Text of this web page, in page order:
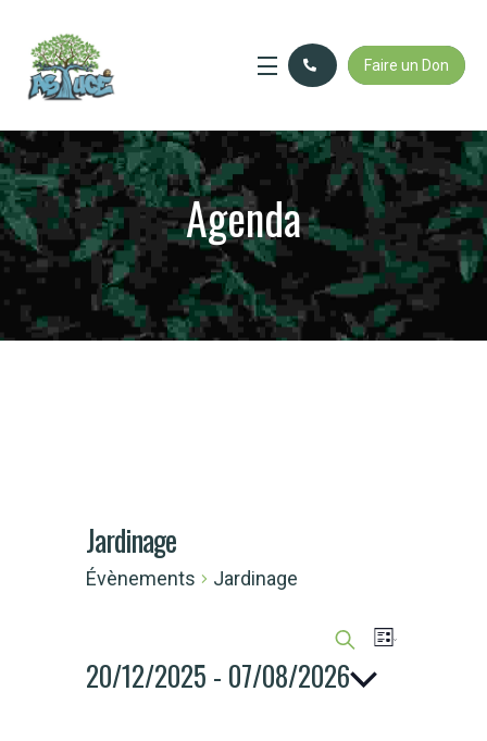
Faire un Don
Agenda
Jardinage
Évènements Jardinage
Recherche
et
Recherche
Liste
20/12/2025 - 07/08/2026